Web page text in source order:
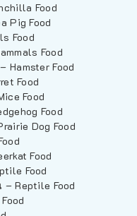
Food
Pig Food
Food
Food
Hamster Food
Food
Food
Food
Dog Food
Food
Food
– Reptile Food